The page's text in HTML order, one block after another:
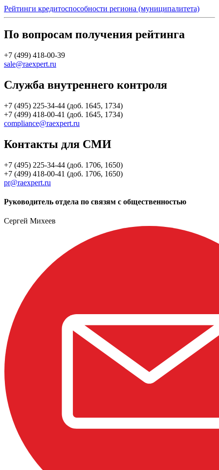
Рейтинги кредитоспособности региона (муниципалитета)
По вопросам получения рейтинга
+7 (499) 418-00-39
sale@raexpert.ru
Служба внутреннего контроля
+7 (495) 225-34-44 (доб. 1645, 1734)
+7 (499) 418-00-41 (доб. 1645, 1734)
compliance@raexpert.ru
Контакты для СМИ
+7 (495) 225-34-44 (доб. 1706, 1650)
+7 (499) 418-00-41 (доб. 1706, 1650)
pr@raexpert.ru
Руководитель отдела по связям с общественностью
Сергей Михеев